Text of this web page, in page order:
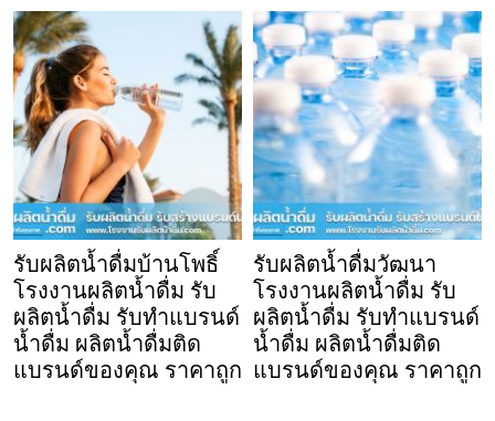
รับผลิตน้ำดื่มบ้านโพธิ์
โรงงานผลิตน้ำดื่ม รับ
ผลิตน้ำดื่ม รับทำแบรนด์
น้ำดื่ม ผลิตน้ำดื่มติด
แบรนด์ของคุณ ราคาถูก
รับผลิตน้ำดื่มวัฒนา
โรงงานผลิตน้ำดื่ม รับ
ผลิตน้ำดื่ม รับทำแบรนด์
น้ำดื่ม ผลิตน้ำดื่มติด
แบรนด์ของคุณ ราคาถูก